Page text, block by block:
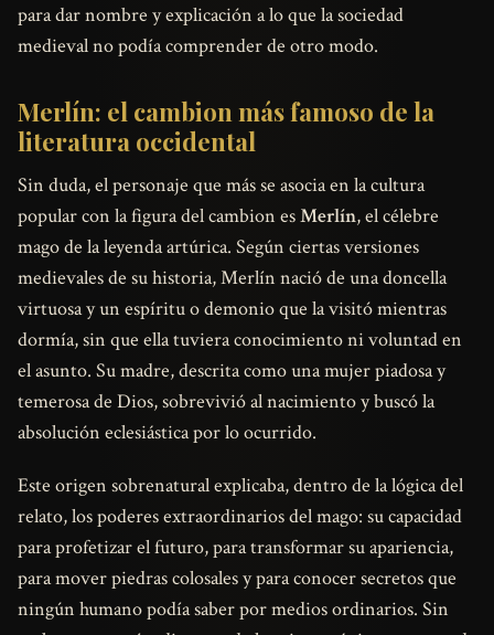
para dar nombre y explicación a lo que la sociedad
medieval no podía comprender de otro modo.
Merlín: el cambion más famoso de la
literatura occidental
Sin duda, el personaje que más se asocia en la cultura
popular con la figura del cambion esMerlín, el célebre
mago de la leyenda artúrica. Según ciertas versiones
medievales de su historia, Merlín nació de una doncella
virtuosa y un espíritu o demonio que la visitó mientras
dormía, sin que ella tuviera conocimiento ni voluntad en
el asunto. Su madre, descrita como una mujer piadosa y
temerosa de Dios, sobrevivió al nacimiento y buscó la
absolución eclesiástica por lo ocurrido.
Este origen sobrenatural explicaba, dentro de la lógica del
relato, los poderes extraordinarios del mago: su capacidad
para profetizar el futuro, para transformar su apariencia,
para mover piedras colosales y para conocer secretos que
ningún humano podía saber por medios ordinarios. Sin